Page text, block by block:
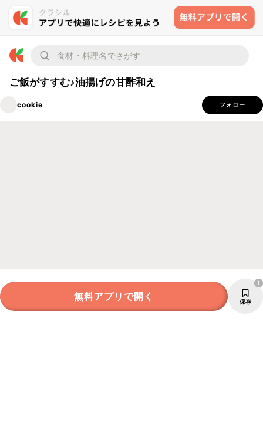
ご飯がすすむ♪油揚げの甘酢和え
cookie フォロー
無料アプリで開く 保存
1